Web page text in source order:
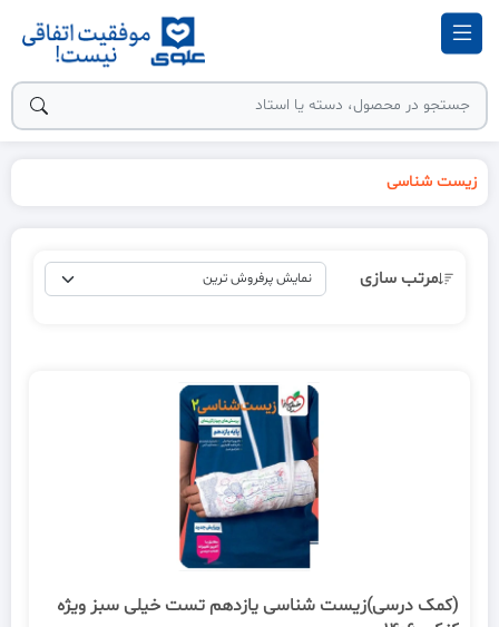
زیست شناسی
مرتب سازی
(کمک درسی)زیست شناسی یازدهم تست خیلی سبز ویژه